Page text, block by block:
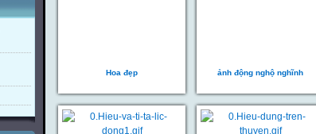
Hoa đẹp ảnh động nghộ nghĩnh